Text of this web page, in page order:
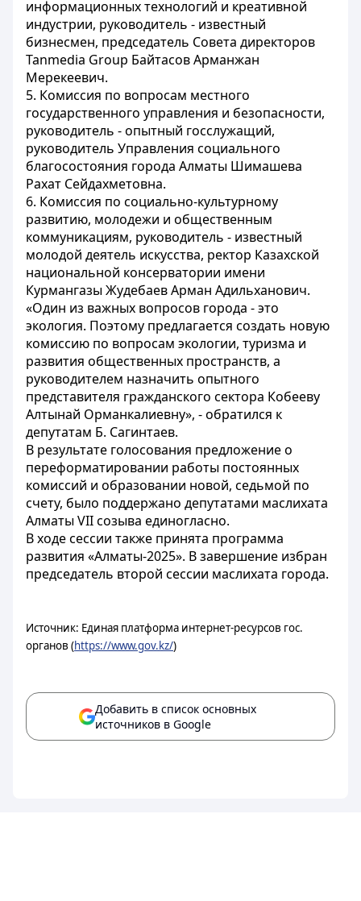
информационных технологий и креативной
индустрии, руководитель - известный
бизнесмен, председатель Совета директоров
Tanmedia Group Байтасов Арманжан
Мерекеевич.
5. Комиссия по вопросам местного
государственного управления и безопасности,
руководитель - опытный госслужащий,
руководитель Управления социального
благосостояния города Алматы Шимашева
Рахат Сейдахметовна.
6. Комиссия по социально-культурному
развитию, молодежи и общественным
коммуникациям, руководитель - известный
молодой деятель искусства, ректор Казахской
национальной консерватории имени
Курмангазы Жудебаев Арман Адильханович.
«Один из важных вопросов города - это
экология. Поэтому предлагается создать новую
комиссию по вопросам экологии, туризма и
развития общественных пространств, а
руководителем назначить опытного
представителя гражданского сектора Кобееву
Алтынай Орманкалиевну», - обратился к
депутатам Б. Сагинтаев.
В результате голосования предложение о
переформатировании работы постоянных
комиссий и образовании новой, седьмой по
счету, было поддержано депутатами маслихата
Алматы VII созыва единогласно.
В ходе сессии также принята программа
развития «Алматы-2025». В завершение избран
председатель второй сессии маслихата города.
Источник: Единая платформа интернет-ресурсов гос.
органов (https://www.gov.kz/)
Добавить в список основных
источников в Google